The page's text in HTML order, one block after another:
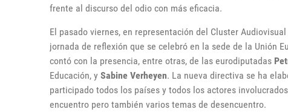
frente al discurso del odio con más eficacia.
El pasado viernes, en representación del Cluster
jornada de reflexión que se celebró en la sede de la Unión
contó con la presencia, entre otras, de las eurodiputadas
Educación, y Sabine Verheyen. La nueva directiva se ha
participado todos los países y todos los actores
encuentro pero también varios temas de desencuentro.